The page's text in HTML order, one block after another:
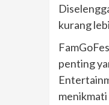
kurang
penting